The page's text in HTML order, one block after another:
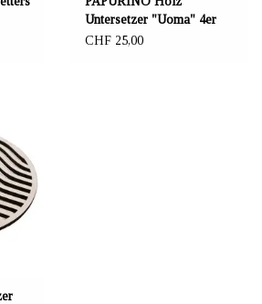
Untersetzer "Uoma" 4er
Set
CHF 25,00